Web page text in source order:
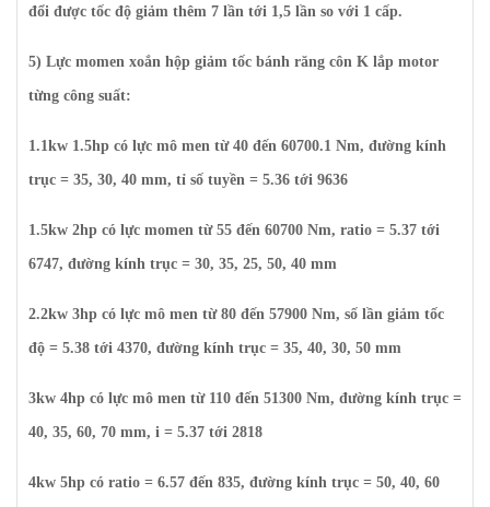
đổi được tốc độ giảm thêm 7 lần tới 1,5 lần so với 1 cấp.
5) Lực momen xoắn hộp giảm tốc bánh răng côn K lắp motor
từng công suất:
1.1kw 1.5hp có lực mô men từ 40 đến 60700.1 Nm, đường kính
trục = 35, 30, 40 mm, tỉ số tuyền = 5.36 tới 9636
1.5kw 2hp có lực momen từ 55 đến 60700 Nm, ratio = 5.37 tới
6747, đường kính trục = 30, 35, 25, 50, 40 mm
2.2kw 3hp có lực mô men từ 80 đến 57900 Nm, số lần giảm tốc
độ = 5.38 tới 4370, đường kính trục = 35, 40, 30, 50 mm
3kw 4hp có lực mô men từ 110 đến 51300 Nm, đường kính trục =
40, 35, 60, 70 mm, i = 5.37 tới 2818
4kw 5hp có ratio = 6.57 đến 835, đường kính trục = 50, 40, 60